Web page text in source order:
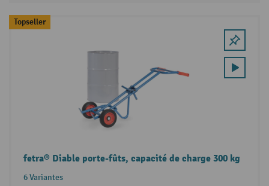
Topseller
fetra® Diable porte-fûts, capacité de charge 300 kg
6 Variantes